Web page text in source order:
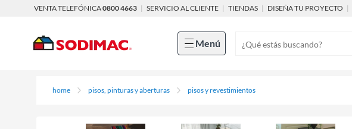
VENTA TELEFÓNICA0800 4663 | SERVICIO AL CLIENTE | TIENDAS | DISEÑA TU PROYECTO |
Menú
home pisos, pinturas y aberturas pisos y revestimientos